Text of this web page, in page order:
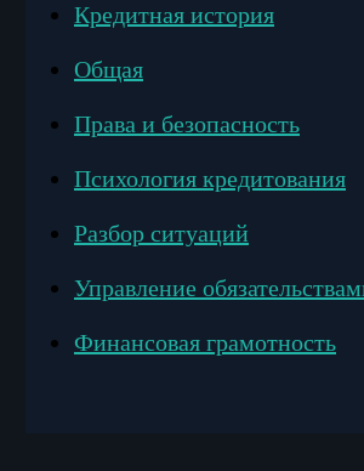
Кредитная история
Общая
Права и безопасность
Психология кредитования
Разбор ситуаций
Управление
Финансовая грамотность